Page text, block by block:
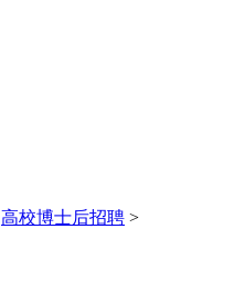
高校博士后招聘 >